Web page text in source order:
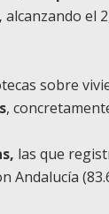
alcanzando el
sobre
,
las que